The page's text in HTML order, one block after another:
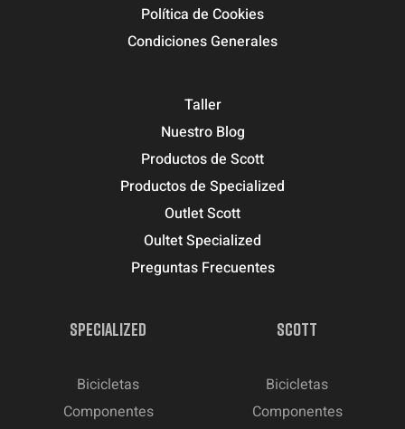
Política de Cookies
Condiciones Generales
Taller
Nuestro Blog
Productos de Scott
Productos de Specialized
Outlet Scott
Oultet Specialized
Preguntas Frecuentes
SPECIALIZED
Bicicletas
Componentes
SCOTT
Bicicletas
Componentes